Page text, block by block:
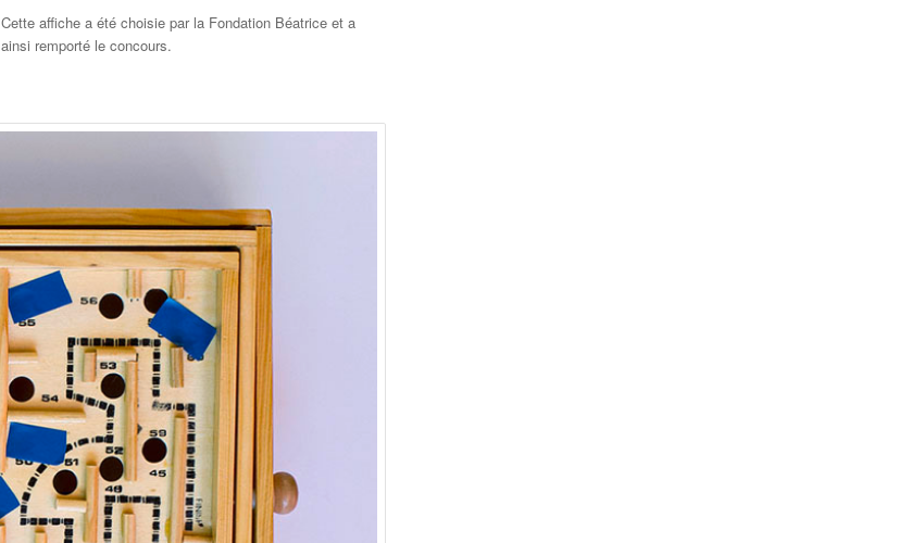
Cette affiche a été choisie par la Fondation Béatrice et a
ainsi remporté le concours.